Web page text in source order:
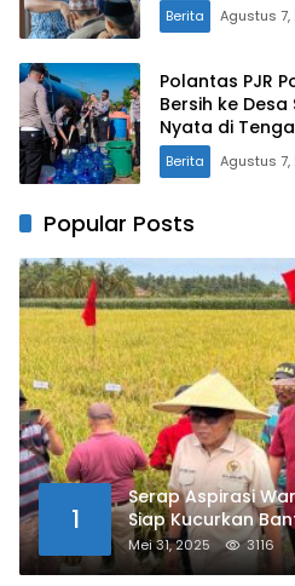
Berita Agustus 7,
Polantas PJR
Bersih ke
Nyata di
Berita Agustus 7,
Popular Posts
1
Serap Aspirasi
Siap Kucurkan
Kalukku
Mei 31, 2025 3116